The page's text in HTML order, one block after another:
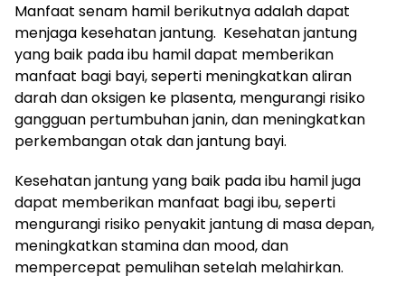
Manfaat senam hamil berikutnya adalah dapat
menjaga kesehatan jantung. Kesehatan jantung
yang baik pada ibu hamil dapat memberikan
manfaat bagi bayi, seperti meningkatkan aliran
darah dan oksigen ke plasenta, mengurangi risiko
gangguan pertumbuhan janin, dan meningkatkan
perkembangan otak dan jantung bayi.
Kesehatan jantung yang baik pada ibu hamil juga
dapat memberikan manfaat bagi ibu, seperti
mengurangi risiko penyakit jantung di masa depan,
meningkatkan stamina dan mood, dan
mempercepat pemulihan setelah melahirkan.